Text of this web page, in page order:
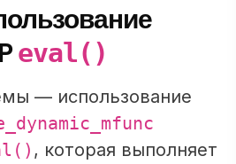
eval()
— использование
, которая выполняет